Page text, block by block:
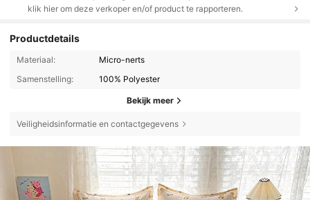
klik hier om deze verkoper en/of product te rapporteren.
Productdetails
Materiaal:
Micro-nerts
Samenstelling:
100% Polyester
Bekijk meer
Veiligheidsinformatie en contactgegevens